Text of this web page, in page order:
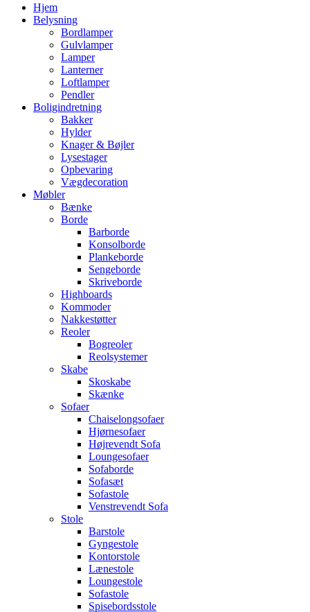
Hjem
Belysning
Bordlamper
Gulvlamper
Lamper
Lanterner
Loftlamper
Pendler
Boligindretning
Bakker
Hylder
Knager & Bøjler
Lysestager
Opbevaring
Vægdecoration
Møbler
Bænke
Borde
Barborde
Konsolborde
Plankeborde
Sengeborde
Skriveborde
Highboards
Kommoder
Nakkestøtter
Reoler
Bogreoler
Reolsystemer
Skabe
Skoskabe
Skænke
Sofaer
Chaiselongsofaer
Hjørnesofaer
Højrevendt Sofa
Loungesofaer
Sofaborde
Sofasæt
Sofastole
Venstrevendt Sofa
Stole
Barstole
Gyngestole
Kontorstole
Lænestole
Loungestole
Sofastole
Spisebordsstole